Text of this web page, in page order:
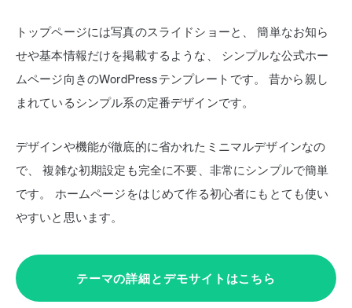
トップページには写真のスライドショーと、
簡単なお知ら
せや基本情報だけを掲載するような、
シンプルな公式ホー
ムページ向きのWordPressテンプレートです。
昔から親し
まれているシンプル系の定番デザインです。
デザインや機能が徹底的に省かれたミニマルデザインなの
で、
複雑な初期設定も完全に不要、非常にシンプルで簡単
です。
ホームページをはじめて作る初心者にもとても使い
やすいと思います。
テーマの詳細とデモサイトはこちら